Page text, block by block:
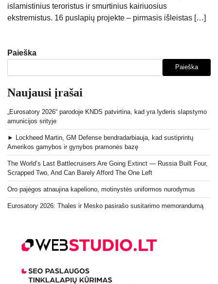
islamistinius teroristus ir smurtinius kairiuosius
ekstremistus. 16 puslapių projekte – pirmasis išleistas […]
Paieška
Paieška
Naujausi įrašai
„Eurosatory 2026“ parodoje KNDS patvirtina, kad yra lyderis slapstymo
amunicijos srityje
► Lockheed Martin, GM Defense bendradarbiauja, kad sustiprintų
Amerikos gamybos ir gynybos pramonės bazę
The World’s Last Battlecruisers Are Going Extinct — Russia Built Four,
Scrapped Two, And Can Barely Afford The One Left
Oro pajėgos atnaujina kapeliono, motinystės uniformos nurodymus
Eurosatory 2026: Thales ir Mesko pasirašo susitarimo memorandumą